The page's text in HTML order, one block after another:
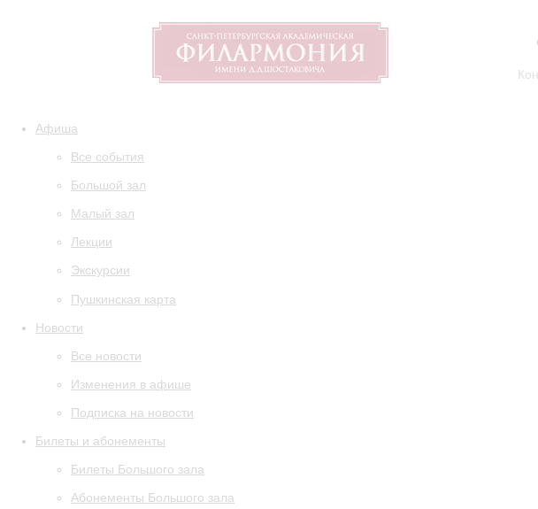
Афиша
Все события
Большой зал
Малый зал
Лекции
Экскурсии
Пушкинская карта
Новости
Все новости
Изменения в афише
Подписка на новости
Билеты и абонементы
Билеты Большого зала
Абонементы Большого зала